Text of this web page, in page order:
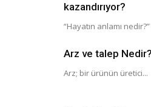
kazandırıyor?
“Hayatın anlamı
Arz ve talep Nedir?
Arz; bir ürünün üretici...